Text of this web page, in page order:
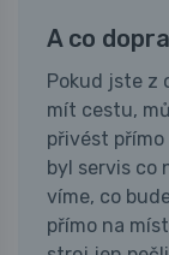
A co
Pokud jste z
mít cestu,
přivést přímo
byl servis co
víme, co
přímo na